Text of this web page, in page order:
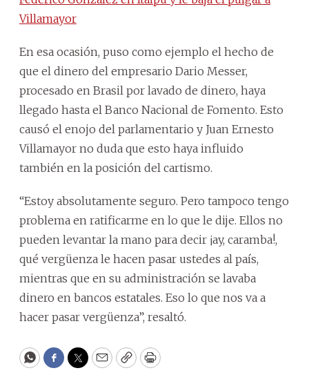
Villamayor
En esa ocasión, puso como ejemplo el hecho de
que el dinero del empresario Dario Messer,
procesado en Brasil por lavado de dinero, haya
llegado hasta el Banco Nacional de Fomento. Esto
causó el enojo del parlamentario y Juan Ernesto
Villamayor no duda que esto haya influido
también en la posición del cartismo.
“Estoy absolutamente seguro. Pero tampoco tengo
problema en ratificarme en lo que le dije. Ellos no
pueden levantar la mano para decir ¡ay, caramba!,
qué vergüenza le hacen pasar ustedes al país,
mientras que en su administración se lavaba
dinero en bancos estatales. Eso lo que nos va a
hacer pasar vergüenza”, resaltó.
WhatsApp
Facebook
Twitter
EmailCopyPrint